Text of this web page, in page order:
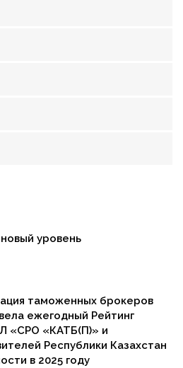
уровень
таможенных брокеров
ежегодный Рейтинг
«СРО «КАТБ(П)» и
Республики Казахстан
в 2025 году